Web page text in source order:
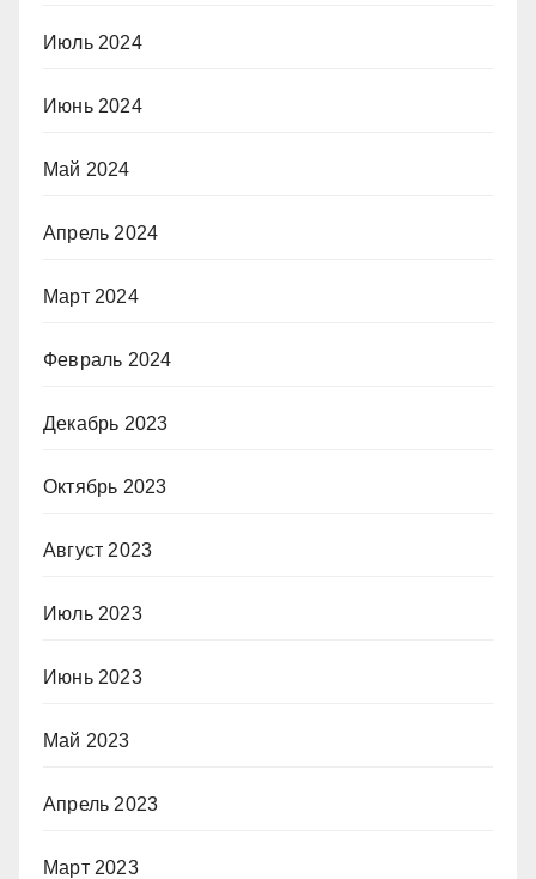
Июль 2024
Июнь 2024
Май 2024
Апрель 2024
Март 2024
Февраль 2024
Декабрь 2023
Октябрь 2023
Август 2023
Июль 2023
Июнь 2023
Май 2023
Апрель 2023
Март 2023